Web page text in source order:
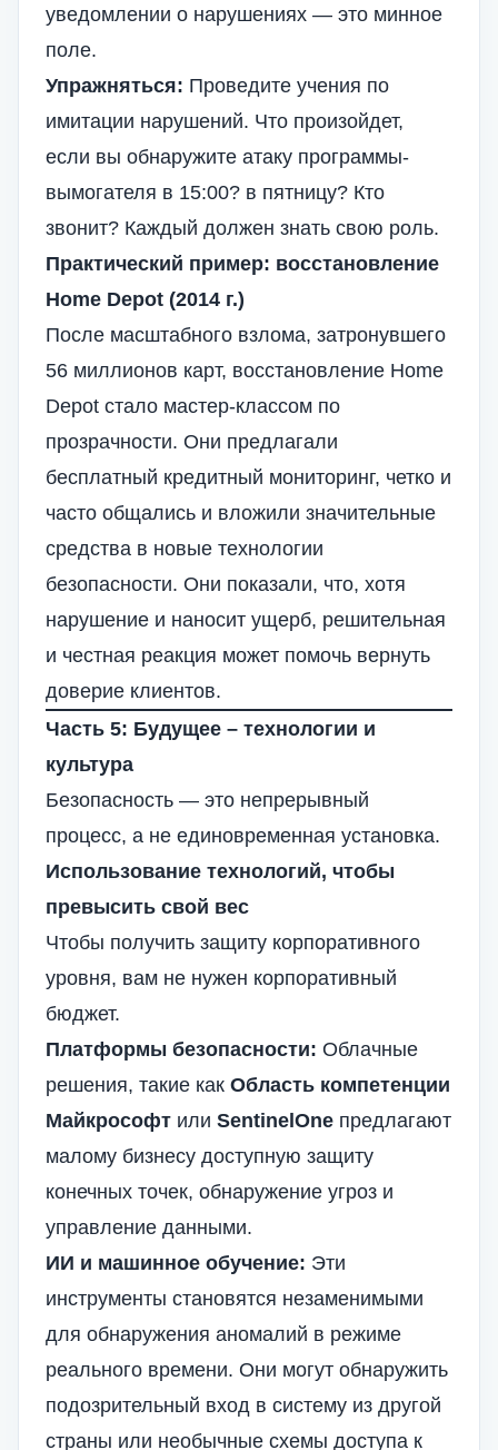
уведомлении о нарушениях — это минное
поле.
Упражняться: Проведите учения по
имитации нарушений. Что произойдет,
если вы обнаружите атаку программы-
вымогателя в 15:00? в пятницу? Кто
звонит? Каждый должен знать свою роль.
Практический пример: восстановление
Home Depot (2014 г.)
После масштабного взлома, затронувшего
56 миллионов карт, восстановление Home
Depot стало мастер-классом по
прозрачности. Они предлагали
бесплатный кредитный мониторинг, четко и
часто общались и вложили значительные
средства в новые технологии
безопасности. Они показали, что, хотя
нарушение и наносит ущерб, решительная
и честная реакция может помочь вернуть
доверие клиентов.
Часть 5: Будущее – технологии и
культура
Безопасность — это непрерывный
процесс, а не единовременная установка.
Использование технологий, чтобы
превысить свой вес
Чтобы получить защиту корпоративного
уровня, вам не нужен корпоративный
бюджет.
Платформы безопасности: Облачные
решения, такие как Область компетенции
Майкрософт или SentinelOne предлагают
малому бизнесу доступную защиту
конечных точек, обнаружение угроз и
управление данными.
ИИ и машинное обучение: Эти
инструменты становятся незаменимыми
для обнаружения аномалий в режиме
реального времени. Они могут обнаружить
подозрительный вход в систему из другой
страны или необычные схемы доступа к